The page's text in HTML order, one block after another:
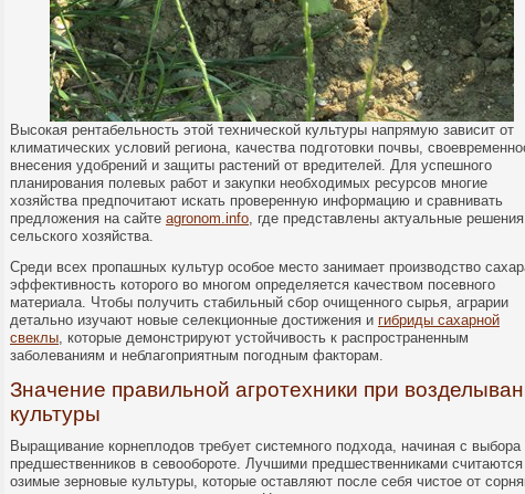
Высокая рентабельность этой технической культуры напрямую зависит от
климатических условий региона, качества подготовки почвы,
внесения удобрений и защиты растений от вредителей. Для успешного
планирования полевых работ и закупки необходимых ресурсов многие
хозяйства предпочитают искать проверенную информацию и сравнивать
предложения на сайте agronom.info, где представлены актуальные
сельского хозяйства.
Среди всех пропашных культур особое место занимает производство
эффективность которого во многом определяется качеством посевного
материала. Чтобы получить стабильный сбор очищенного сырья, аграрии
детально изучают новые селекционные достижения и гибриды сахарной
свеклы, которые демонстрируют устойчивость к распространенным
заболеваниям и неблагоприятным погодным факторам.
Значение правильной агротехники при
культуры
Выращивание корнеплодов требует системного подхода, начиная с выбора
предшественников в севообороте. Лучшими предшественниками считаются
озимые зерновые культуры, которые оставляют после себя чистое от